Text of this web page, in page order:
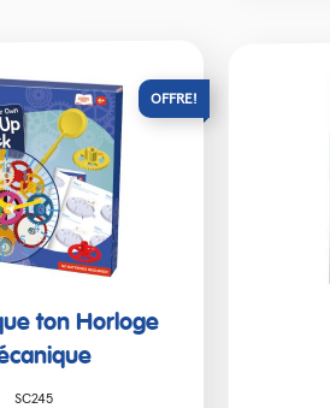
ton Horloge
SC245